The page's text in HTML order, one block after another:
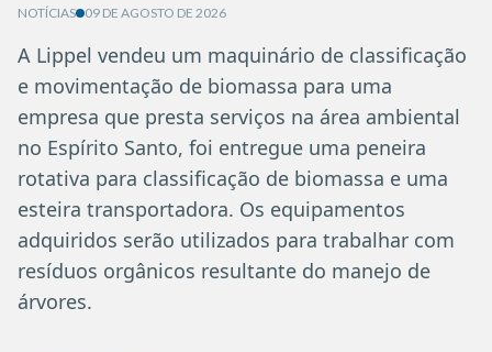
NOTÍCIAS 09 DE AGOSTO DE 2026
A Lippel vendeu um maquinário de classificação
e movimentação de biomassa para uma
empresa que presta serviços na área ambiental
no Espírito Santo, foi entregue uma peneira
rotativa para classificação de biomassa e uma
esteira transportadora. Os equipamentos
adquiridos serão utilizados para trabalhar com
resíduos orgânicos resultante do manejo de
árvores.